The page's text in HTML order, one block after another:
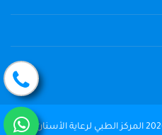
جميع الحقوق محفوظة © 2004 - 2026 المركز الطبي لرعاية الأسنان The